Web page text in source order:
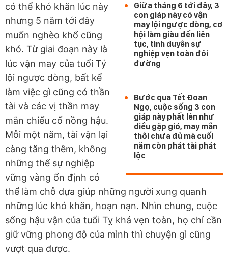
Giữa tháng 6 tới đây, 3
con giáp này có vận
may lội ngược dòng, cơ
hội làm giàu đến liên
tục, tình duyên sự
nghiệp vẹn toàn đôi
đường
Bước qua Tết Đoan
Ngọ, cuộc sống 3 con
giáp này phất lên như
diều gặp gió, may mắn
thôi chưa đủ mà cuối
năm còn phát tài phát
lộc
có thể khó khăn lúc này
nhưng 5 năm tới đây
muốn nghèo khổ cũng
khó. Từ giai đoạn này là
lúc vận may của tuổi Tý
lội ngược dòng, bất kể
làm việc gì cũng có thần
tài và các vị thần may
mắn chiếu cố nồng hậu.
Mỗi một năm, tài vận lại
càng tăng thêm, không
những thế sự nghiệp
vững vàng ổn định có
thể làm chỗ dựa giúp những người xung quanh
những lúc khó khăn, hoạn nạn. Nhìn chung, cuộc
sống hậu vận của tuổi Tỵ khá vẹn toàn, họ chỉ cần
giữ vững phong độ của mình thì chuyện gì cũng
vượt qua được.